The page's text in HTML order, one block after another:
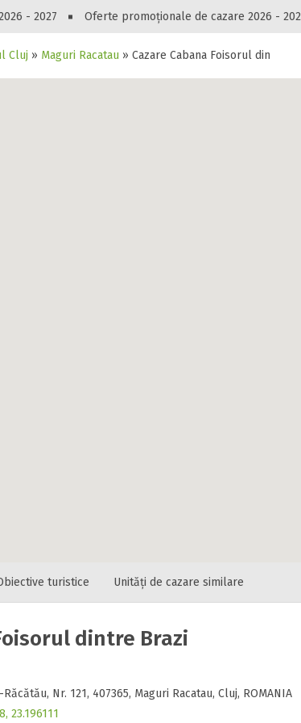
- 2027 Oferte promoționale de cazare 2026 -
Cluj » Maguri Racatau » Cazare Cabana Foisorul dintre
Peste
Gasești hoteluri,
turistice Unități de cazare similare
dintre Brazi
Nr. 121, 407365, Maguri Racatau, Cluj, ROMANIA
23.196111